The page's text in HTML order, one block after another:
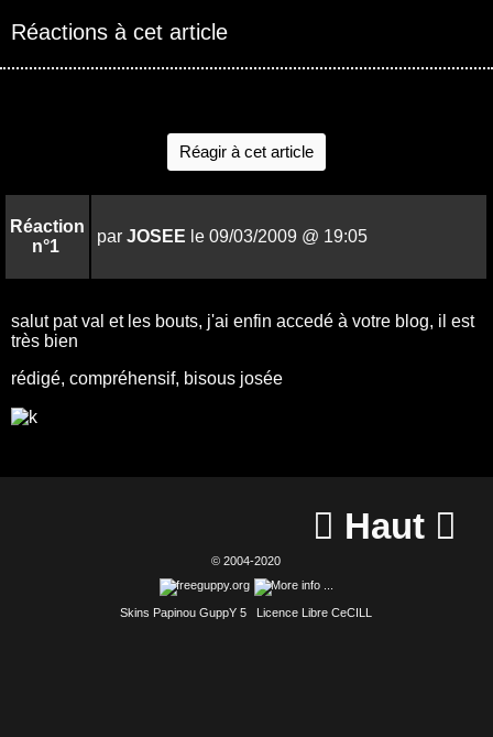
Réactions à cet article
Réagir à cet article
Réaction
n°1
parJOSEE le 09/03/2009 @ 19:05
salut pat val et les bouts, j'ai enfin accedé à votre blog, il est
très bien
rédigé, compréhensif, bisous josée
 Haut 
© 2004-2020
Skins Papinou GuppY 5 Licence Libre CeCILL